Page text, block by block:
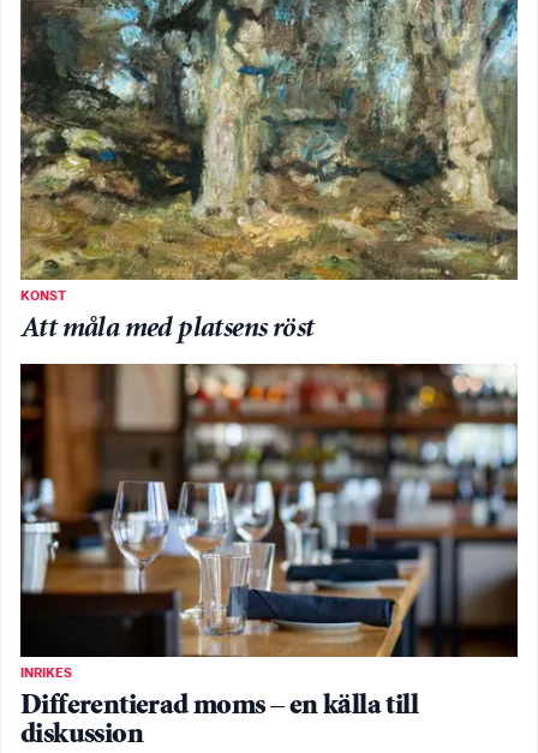
KONST
Att måla med platsens röst
INRIKES
Differentierad moms – en källa till
diskussion